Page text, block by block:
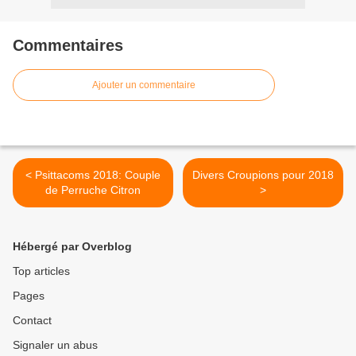
Commentaires
Ajouter un commentaire
< Psittacoms 2018: Couple
de Perruche Citron
Divers Croupions pour 2018
>
Hébergé par Overblog
Top articles
Pages
Contact
Signaler un abus